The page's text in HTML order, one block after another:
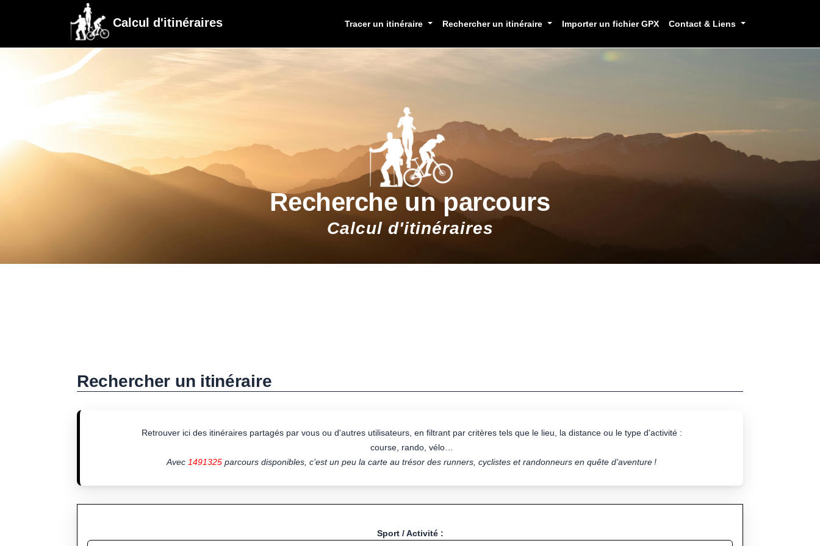
Calcul d'itinéraires Tracer un itinéraire Rechercher un itinéraire Importer un fichier GPX Contact & Liens
Recherche un parcours
Calcul d'itinéraires
Rechercher un itinéraire
Retrouver ici des itinéraires partagés par vous ou d'autres utilisateurs, en filtrant par critères tels que le lieu, la distance ou le type d'activité :
course, rando, vélo…
Avec 1491325 parcours disponibles, c’est un peu la carte au trésor des runners, cyclistes et randonneurs en quête d’aventure !
Sport / Activité :